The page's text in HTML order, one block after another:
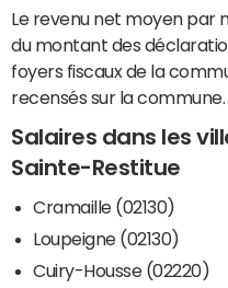
Le revenu net moyen par
du montant des
foyers fiscaux de la
recensés sur la commune.
Salaires dans les
Sainte-Restitue
Cramaille (02130)
Loupeigne (02130)
Cuiry-Housse (02220)